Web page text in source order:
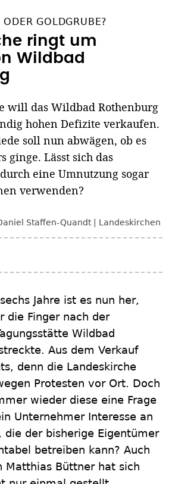
GOLDGRUBE?
ringt um
Wildbad
will das Wildbad Rothenburg
hohen Defizite verkaufen.
soll nun abwägen, ob es
ginge. Lässt sich das
eine Umnutzung sogar
verwenden?
Staffen-Quandt Landeskirchen
Jahre ist es nun her,
die Finger nach der
Wildbad
Aus dem Verkauf
denn die Landeskirche
Protesten vor Ort. Doch
wieder diese eine Frage
Unternehmer Interesse an
die der bisherige Eigentümer
betreiben kann? Auch
Matthias Büttner hat sich